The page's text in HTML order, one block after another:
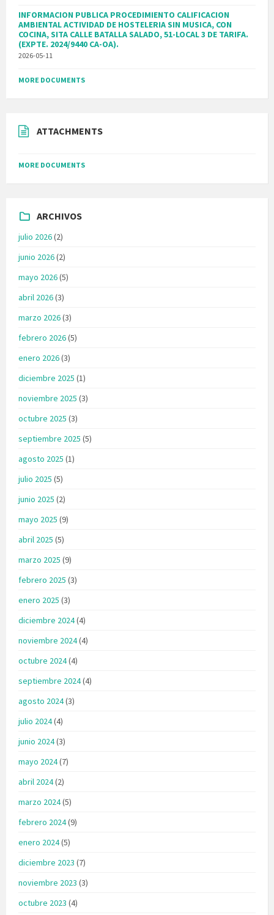
INFORMACION PUBLICA PROCEDIMIENTO CALIFICACION
AMBIENTAL ACTIVIDAD DE HOSTELERIA SIN MUSICA, CON
COCINA, SITA CALLE BATALLA SALADO, 51-LOCAL 3 DE TARIFA.
(EXPTE. 2024/9440 CA-OA).
2026-05-11
MORE DOCUMENTS
ATTACHMENTS
MORE DOCUMENTS
ARCHIVOS
julio 2026(2)
junio 2026(2)
mayo 2026(5)
abril 2026(3)
marzo 2026(3)
febrero 2026(5)
enero 2026(3)
diciembre 2025 (1)
noviembre 2025 (3)
octubre 2025 (3)
septiembre 2025 (5)
agosto 2025 (1)
julio 2025 (5)
junio 2025 (2)
mayo 2025 (9)
abril 2025 (5)
marzo 2025 (9)
febrero 2025 (3)
enero 2025 (3)
diciembre 2024(4)
noviembre 2024(4)
octubre 2024(4)
septiembre 2024(4)
agosto 2024(3)
julio 2024(4)
junio 2024(3)
mayo 2024(7)
abril 2024(2)
marzo 2024(5)
febrero 2024(9)
enero 2024(5)
diciembre 2023 (7)
noviembre 2023 (3)
octubre 2023 (4)